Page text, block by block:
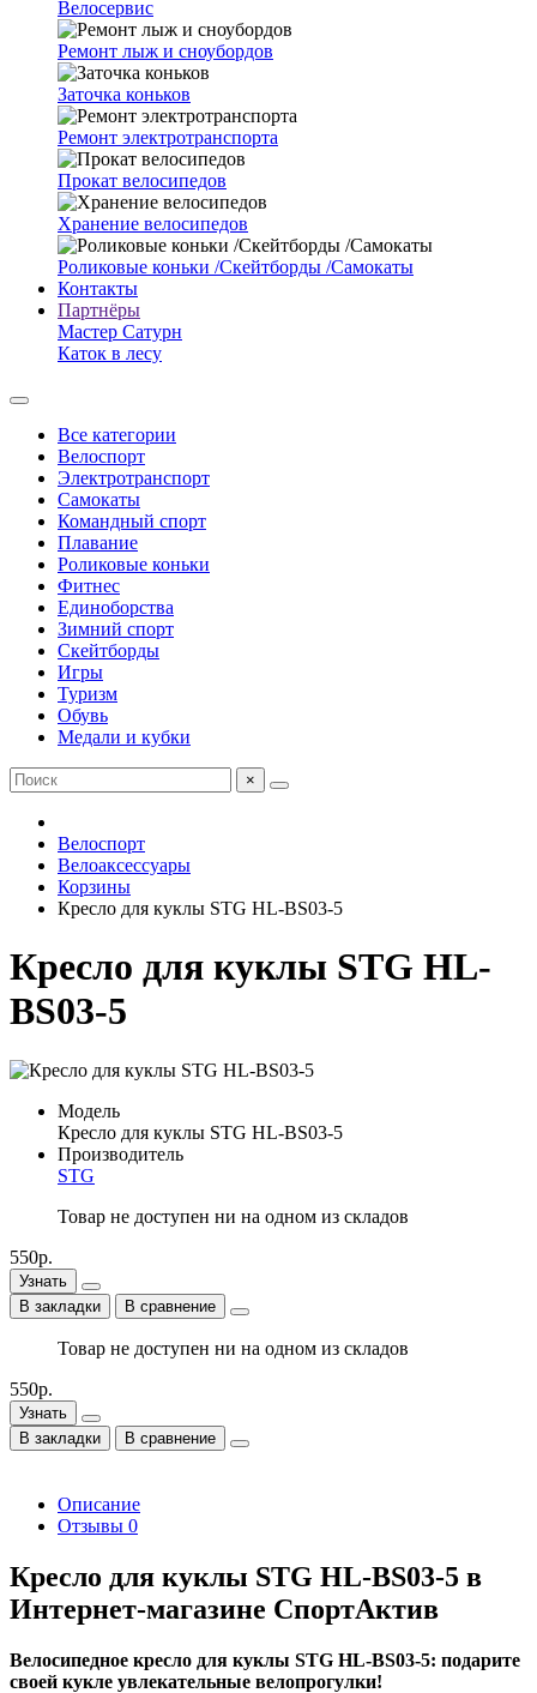
Велосервис
Ремонт лыж и сноубордов
Заточка коньков
Ремонт электротранспорта
Прокат велосипедов
Хранение велосипедов
Роликовые коньки /Скейтборды /Самокаты
Контакты
Партнёры
Мастер Сатурн
Каток в лесу
Все категории
Велоспорт
Электротранспорт
Самокаты
Командный спорт
Плавание
Роликовые коньки
Фитнес
Единоборства
Зимний спорт
Скейтборды
Игры
Туризм
Обувь
Медали и кубки
×
Велоспорт
Велоаксессуары
Корзины
Кресло для куклы STG HL-BS03-5
Кресло для куклы STG HL-
BS03-5
Модель
Кресло для куклы STG HL-BS03-5
Производитель
STG
Товар не доступен ни на одном из складов
550р.
Узнать
В закладки
В сравнение
Товар не доступен ни на одном из складов
550р.
Узнать
В закладки
В сравнение
Описание
Отзывы 0
Кресло для куклы STG HL-BS03-5 в
Интернет-магазине СпортАктив
Велосипедное кресло для куклы STG HL-BS03-5: подарите
своей кукле увлекательные велопрогулки!